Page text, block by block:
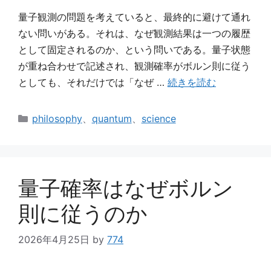
量子観測の問題を考えていると、最終的に避けて通れ
ない問いがある。それは、なぜ観測結果は一つの履歴
として固定されるのか、という問いである。量子状態
が重ね合わせで記述され、観測確率がボルン則に従う
としても、それだけでは「なぜ … 続きを読む
カ
philosophy、 quantum、 science
量子確率はなぜボルン
則に従うのか
2026年4月25日 by 774